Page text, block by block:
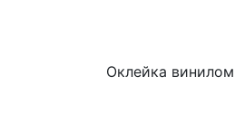
Оклейка винилом